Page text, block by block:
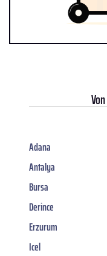
Von
Adana
Antalya
Bursa
Derince
Erzurum
Icel